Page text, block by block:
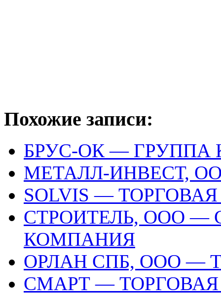
Похожие записи:
БРУС-ОК —
МЕТАЛЛ-ИНВЕСТ,
SOLVIS —
СТРОИТЕЛЬ, ООО —
КОМПАНИЯ
ОРЛАН СПБ, ООО —
СМАРТ —